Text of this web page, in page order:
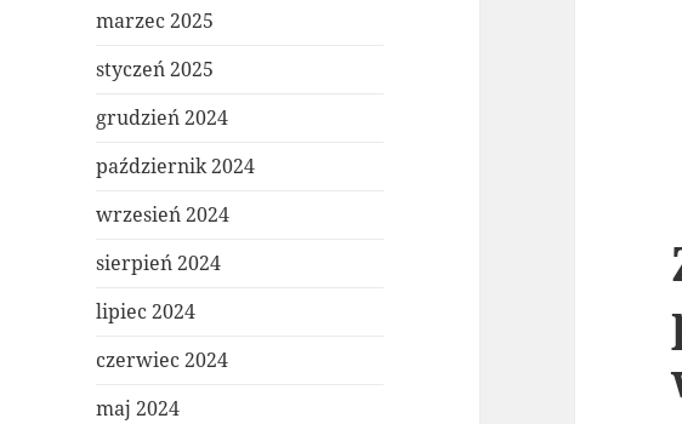
marzec 2025
styczeń 2025
grudzień 2024
październik 2024
wrzesień 2024
sierpień 2024
lipiec 2024
czerwiec 2024
maj 2024